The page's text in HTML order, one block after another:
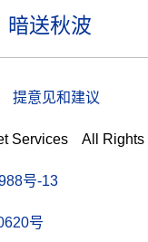
暗送秋波
意见和建议
Services All Rights
号-13
号